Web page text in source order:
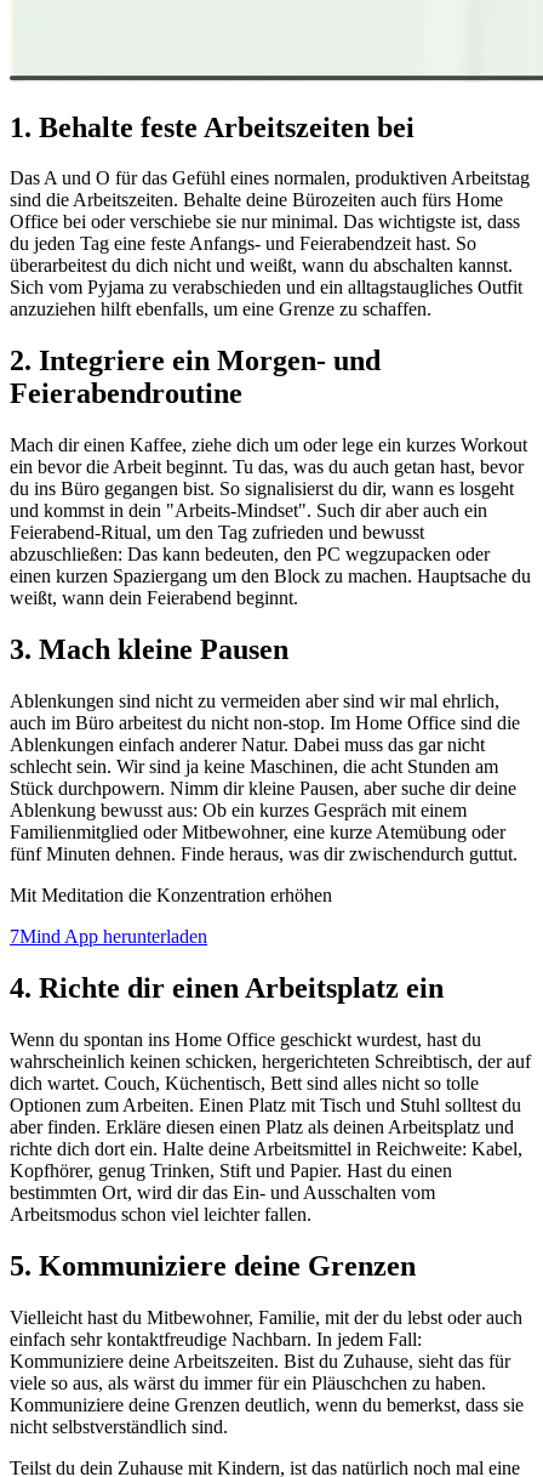
1. Behalte feste Arbeitszeiten bei
Das A und O für das Gefühl eines normalen, produktiven Arbeitstag
sind die Arbeitszeiten. Behalte deine Bürozeiten auch fürs Home
Office bei oder verschiebe sie nur minimal. Das wichtigste ist, dass
du jeden Tag eine feste Anfangs- und Feierabendzeit hast. So
überarbeitest du dich nicht und weißt, wann du abschalten kannst.
Sich vom Pyjama zu verabschieden und ein alltagstaugliches Outfit
anzuziehen hilft ebenfalls, um eine Grenze zu schaffen.
2. Integriere ein Morgen- und
Feierabendroutine
Mach dir einen Kaffee, ziehe dich um oder lege ein kurzes Workout
ein bevor die Arbeit beginnt. Tu das, was du auch getan hast, bevor
du ins Büro gegangen bist. So signalisierst du dir, wann es losgeht
und kommst in dein "Arbeits-Mindset". Such dir aber auch ein
Feierabend-Ritual, um den Tag zufrieden und bewusst
abzuschließen: Das kann bedeuten, den PC wegzupacken oder
einen kurzen Spaziergang um den Block zu machen. Hauptsache du
weißt, wann dein Feierabend beginnt.
3. Mach kleine Pausen
Ablenkungen sind nicht zu vermeiden aber sind wir mal ehrlich,
auch im Büro arbeitest du nicht non-stop. Im Home Office sind die
Ablenkungen einfach anderer Natur. Dabei muss das gar nicht
schlecht sein. Wir sind ja keine Maschinen, die acht Stunden am
Stück durchpowern. Nimm dir kleine Pausen, aber suche dir deine
Ablenkung bewusst aus: Ob ein kurzes Gespräch mit einem
Familienmitglied oder Mitbewohner, eine kurze Atemübung oder
fünf Minuten dehnen. Finde heraus, was dir zwischendurch guttut.
Mit Meditation die Konzentration erhöhen
7Mind App herunterladen
4. Richte dir einen Arbeitsplatz ein
Wenn du spontan ins Home Office geschickt wurdest, hast du
wahrscheinlich keinen schicken, hergerichteten Schreibtisch, der auf
dich wartet. Couch, Küchentisch, Bett sind alles nicht so tolle
Optionen zum Arbeiten. Einen Platz mit Tisch und Stuhl solltest du
aber finden. Erkläre diesen einen Platz als deinen Arbeitsplatz und
richte dich dort ein. Halte deine Arbeitsmittel in Reichweite: Kabel,
Kopfhörer, genug Trinken, Stift und Papier. Hast du einen
bestimmten Ort, wird dir das Ein- und Ausschalten vom
Arbeitsmodus schon viel leichter fallen.
5. Kommuniziere deine Grenzen
Vielleicht hast du Mitbewohner, Familie, mit der du lebst oder auch
einfach sehr kontaktfreudige Nachbarn. In jedem Fall:
Kommuniziere deine Arbeitszeiten. Bist du Zuhause, sieht das für
viele so aus, als wärst du immer für ein Pläuschchen zu haben.
Kommuniziere deine Grenzen deutlich, wenn du bemerkst, dass sie
nicht selbstverständlich sind.
Teilst du dein Zuhause mit Kindern, ist das natürlich noch mal eine